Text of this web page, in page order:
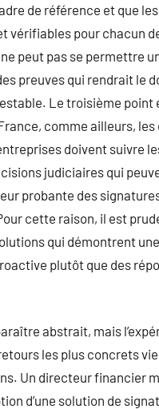
de référence et que
vérifiables pour chacun
peut pas se permettre
preuves qui rendrait le
Le troisième point
comme ailleurs, les
doivent suivre
judiciaires qui
probante des
cette raison, il est
qui démontrent
plutôt que des
abstrait, mais
les plus concrets
Un directeur financier
d’une solution de